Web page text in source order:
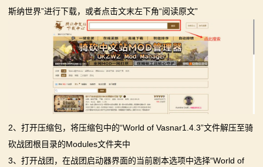
斯纳世界”进行下载，或者点击文末左下角“阅读原文”
2、打开压缩包，将压缩包中的“World of Vasnar1.4.3”文件解压至骑
砍战团根目录的Modules文件夹中
3、打开战团，在战团启动器界面的当前剧本选项中选择“World of